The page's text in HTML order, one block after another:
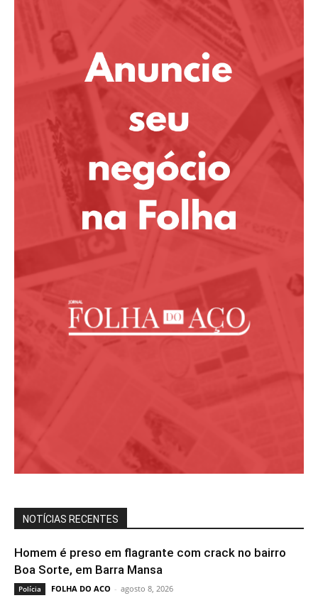
NOTÍCIAS RECENTES
Homem é preso em flagrante com crack no bairro
Boa Sorte, em Barra Mansa
Polícia FOLHA DO ACO - agosto 8, 2026